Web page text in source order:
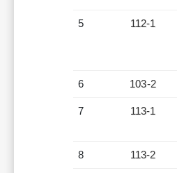
5 112-1
6 103-2
7 113-1
8 113-2